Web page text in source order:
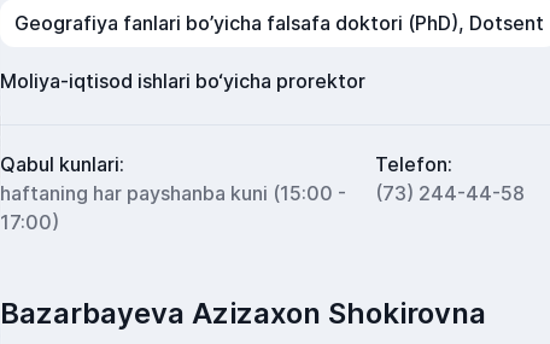
Geografiya fanlari bo’yicha falsafa doktori (PhD), Dotsent
Moliya-iqtisod ishlari bo‘yicha prorektor
Qabul kunlari:
haftaning har payshanba kuni (15:00 -
17:00)
Telefon:
(73) 244-44-58
Bazarbayeva Azizaxon Shokirovna